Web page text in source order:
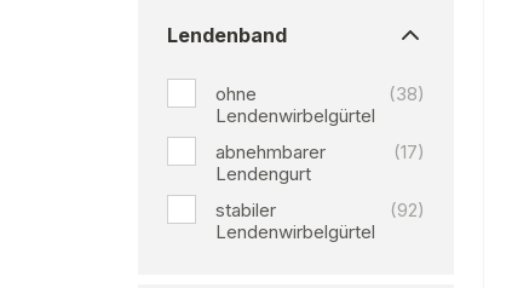
Lendenband
ohne
Lendenwirbelgürtel
(38)
abnehmbarer
Lendengurt
(17)
stabiler
Lendenwirbelgürtel
(92)